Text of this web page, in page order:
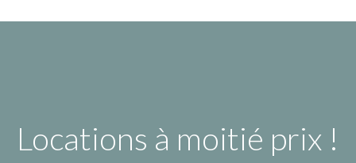
Locations à moitié prix !